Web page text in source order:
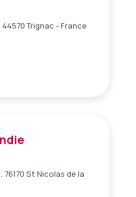
Trignac - France
76170 St Nicolas de la